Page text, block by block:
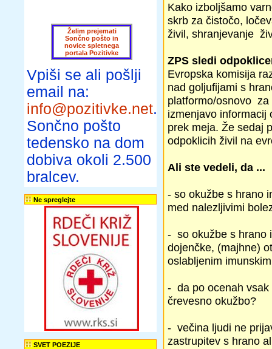
Želim prejemati
Sončno pošto in
novice spletnega
portala Pozitivke
Vpiši se ali pošlji
email na:
info@pozitivke.net.
Sončno pošto
tedensko na dom
dobiva okoli 2.500
bralcev.
Ne spreglejte
SVET POEZIJE
Kako izboljšamo
skrb za čistočo,
živil, shranjevanje
ZPS sledi
Evropska komisija
nad goljufijami s
platformo/osnovo
izmenjavo informacij
prek meja. Že sedaj
odpoklicih živil na
Ali ste vedeli, da ...
- so okužbe s hrano
med nalezljivimi
- so okužbe s hrano
dojenčke, (majhne)
oslabljenim
- da po ocenah vsak
črevesno okužbo?
- večina ljudi ne
zastrupitev s hrano